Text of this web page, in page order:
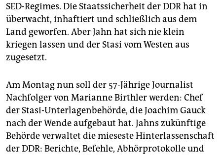
SED-Regimes. Die Staatssicherheit der DDR hat in
überwacht, inhaftiert und schließlich aus dem
Land geworfen. Aber Jahn hat sich nie klein
kriegen lassen und der Stasi vom Westen aus
zugesetzt.
Am Montag nun soll der 57-Jährige Journalist
Nachfolger von Marianne Birthler werden: Chef
der Stasi-Unterlagenbehörde, die Joachim Gauck
nach der Wende aufgebaut hat. Jahns zukünftige
Behörde verwaltet die mieseste Hinterlassenschaft
der DDR: Berichte, Befehle, Abhörprotokolle und